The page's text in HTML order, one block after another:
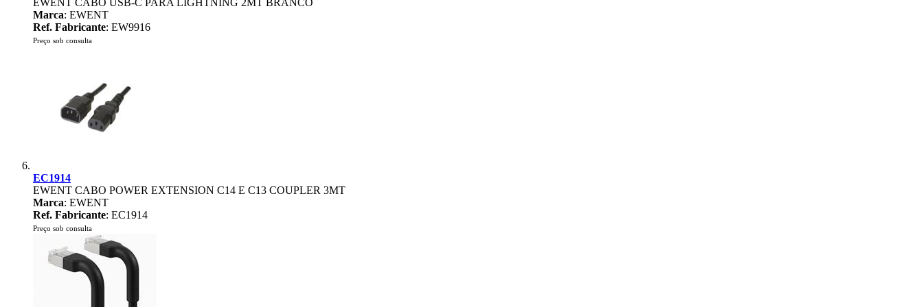
EWENT CABO USB-C PARA LIGHTNING 2MT BRANCO
Marca: EWENT
Ref. Fabricante: EW9916
Preço sob consulta
EC1914
EWENT CABO POWER EXTENSION C14 E C13 COUPLER 3MT
Marca: EWENT
Ref. Fabricante: EC1914
Preço sob consulta